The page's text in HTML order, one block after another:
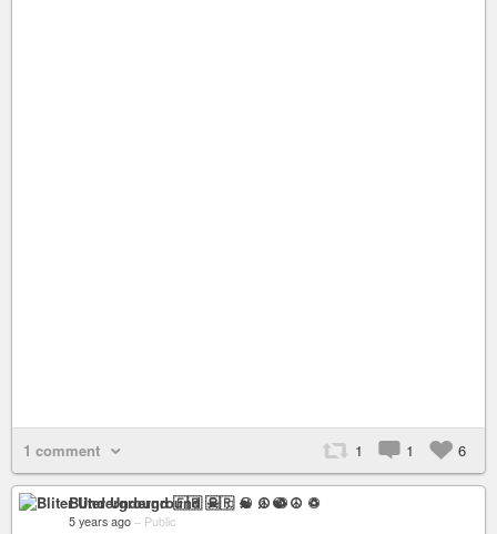
1 comment 1 1 6
Bliter Underground 🇫🇷 ☠ ♫ ☯ ☮ ♽
5 years ago – Public